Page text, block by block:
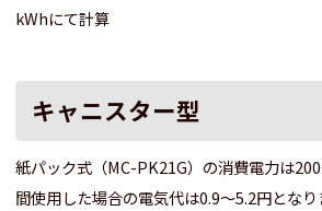
kWhにて計算
キャニスター型
紙パック式（MC-PK21G）の消費電力は
間使用した場合の電気代は0.9～5.2円とな